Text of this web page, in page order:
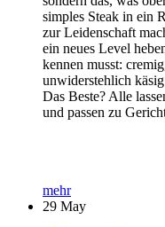
simples Steak in ein
zur Leidenschaft
ein neues Level
kennen musst:
unwiderstehlich
Das Beste? Alle
und passen zu
mehr
29 May